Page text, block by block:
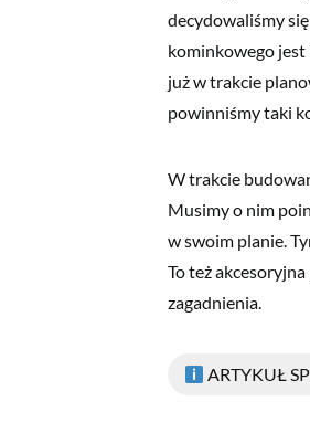
decydowaliśmy
kominkowego jest
już w trakcie
powinniśmy taki
W trakcie
Musimy o nim
w swoim planie.
To też
zagadnienia.
ARTYKUŁ